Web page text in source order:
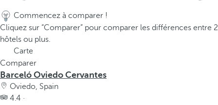
Commencez à comparer !
Cliquez sur “Comparer” pour comparer les différences entre 2
hôtels ou plus.
Carte
Comparer
Barceló Oviedo Cervantes
Oviedo, Spain
4.4 ·